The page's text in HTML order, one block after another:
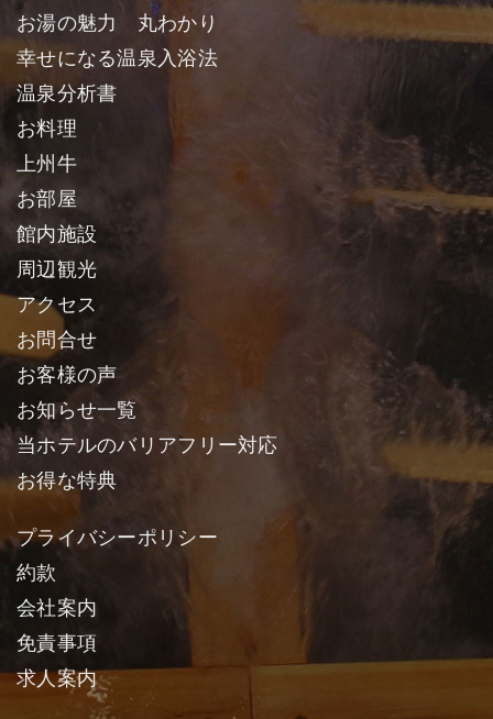
お湯の魅力 丸わかり
幸せになる温泉入浴法
温泉分析書
お料理
上州牛
お部屋
館内施設
周辺観光
アクセス
お問合せ
お客様の声
お知らせ一覧
当ホテルのバリアフリー対応
お得な特典
プライバシーポリシー
約款
会社案内
免責事項
求人案内